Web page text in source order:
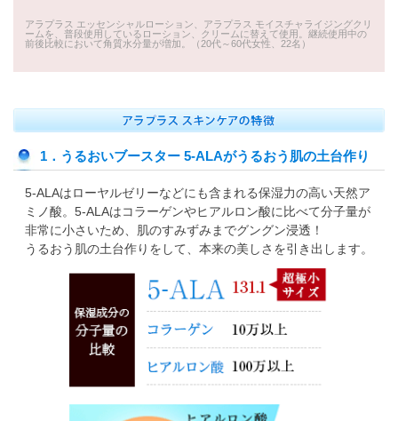
アラプラス エッセンシャルローション、アラプラス モイスチャライジングクリ
ームを、普段使用しているローション、クリームに替えて使用。継続使用中の
前後比較において角質水分量が増加。（20代～60代女性、22名）
1．うるおいブースター 5-ALAがうるおう肌の土台作り
5-ALAはローヤルゼリーなどにも含まれる保湿力の高い天然ア
ミノ酸。5-ALAはコラーゲンやヒアルロン酸に比べて分子量が
非常に小さいため、肌のすみずみまでグングン浸透！
うるおう肌の土台作りをして、本来の美しさを引き出します。